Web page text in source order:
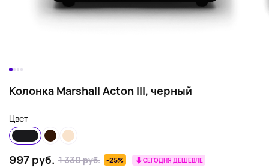
Колонка Marshall Acton III, черный
Цвет
997 руб. 1 330 руб. -25% СЕГОДНЯ ДЕШЕВЛЕ